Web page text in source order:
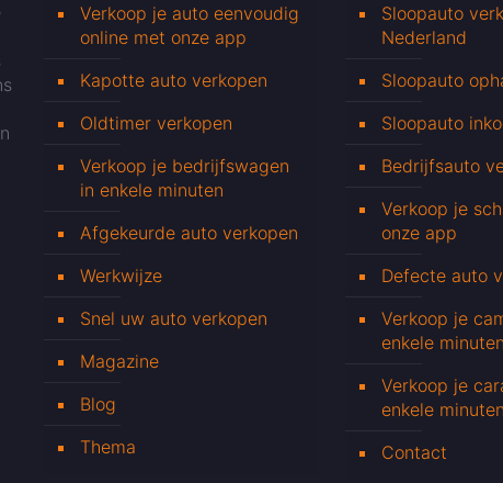
Verkoop je auto eenvoudig
online met onze app
Kapotte auto verkopen
Oldtimer verkopen
Verkoop je bedrijfswagen
in enkele minuten
Afgekeurde auto verkopen
Werkwijze
Snel uw auto verkopen
Magazine
Blog
Thema
Sloopauto
Nederland
Sloopauto
Sloopauto
Bedrijfsauto
Verkoop je
onze app
Defecte auto
Verkoop je
enkele minuten
Verkoop je
enkele minuten
Contact